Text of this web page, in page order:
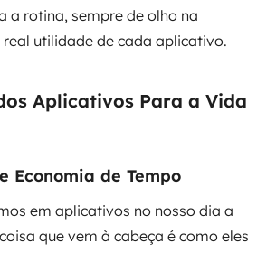
a rotina, sempre de olho na
real utilidade de cada aplicativo.
Aplicativos Para a Vida
Economia de Tempo
em aplicativos no nosso dia a
que vem à cabeça é como eles